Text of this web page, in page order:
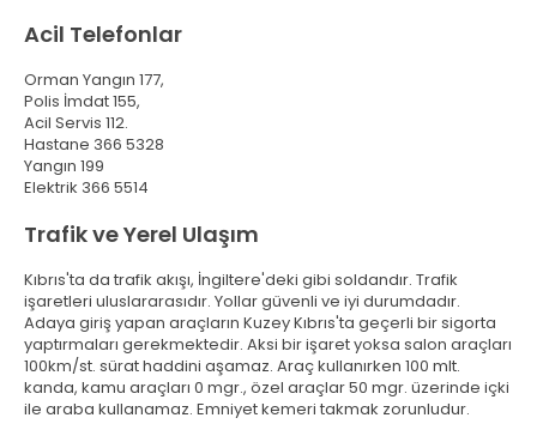
Acil Telefonlar
Orman Yangın 177,
Polis İmdat 155,
Acil Servis 112.
Hastane 366 5328
Yangın 199
Elektrik 366 5514
Trafik ve Yerel Ulaşım
Kıbrıs'ta da trafik akışı, İngiltere'deki gibi soldandır. Trafik
işaretleri uluslararasıdır. Yollar güvenli ve iyi durumdadır.
Adaya giriş yapan araçların Kuzey Kıbrıs'ta geçerli bir sigorta
yaptırmaları gerekmektedir. Aksi bir işaret yoksa salon araçları
100km/st. sürat haddini aşamaz. Araç kullanırken 100 mlt.
kanda, kamu araçları 0 mgr., özel araçlar 50 mgr. üzerinde içki
ile araba kullanamaz. Emniyet kemeri takmak zorunludur.